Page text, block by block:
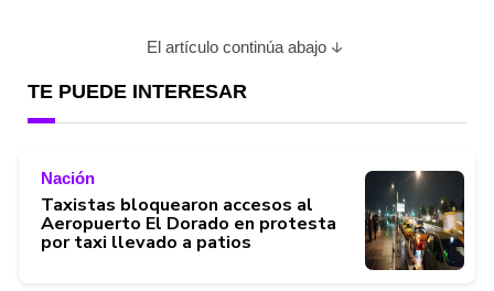
El artículo continúa abajo
TE PUEDE INTERESAR
Nación
Taxistas bloquearon accesos al
Aeropuerto El Dorado en protesta
por taxi llevado a patios